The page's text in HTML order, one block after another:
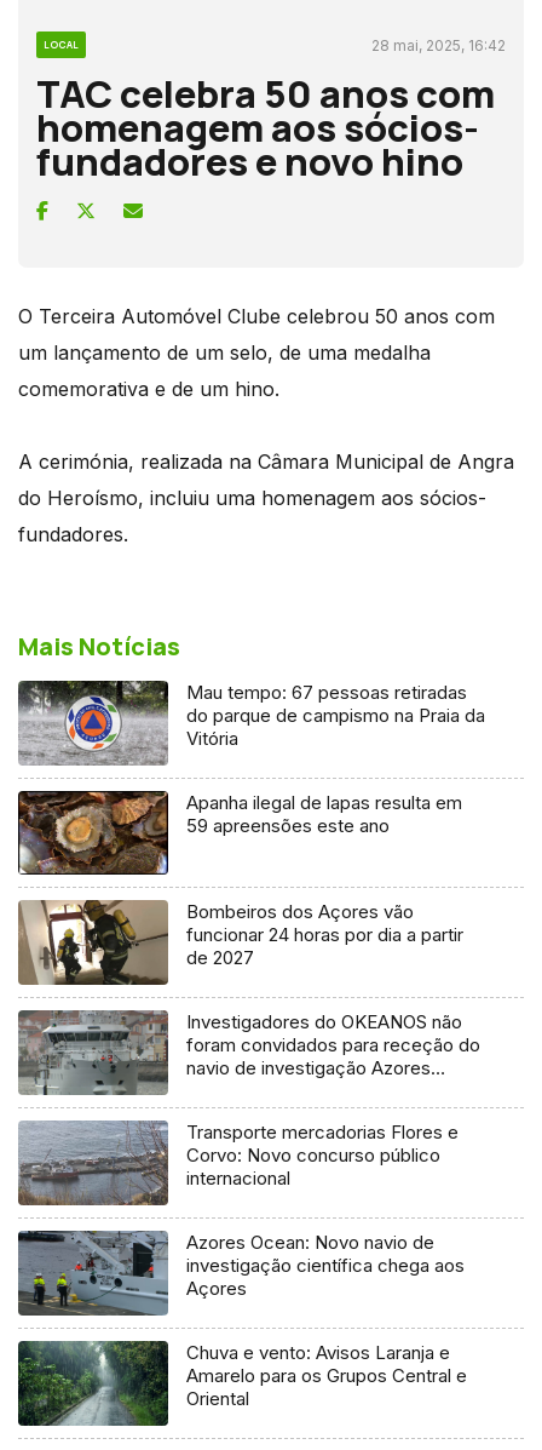
LOCAL 28 mai, 2025, 16:42
TAC celebra 50 anos com
homenagem aos sócios-
fundadores e novo hino
O Terceira Automóvel Clube celebrou 50 anos com
um lançamento de um selo, de uma medalha
comemorativa e de um hino.
A cerimónia, realizada na Câmara Municipal de Angra
do Heroísmo, incluiu uma homenagem aos sócios-
fundadores.
Mais Notícias
Mau tempo: 67 pessoas retiradas
do parque de campismo na Praia da
Vitória
Apanha ilegal de lapas resulta em
59 apreensões este ano
Bombeiros dos Açores vão
funcionar 24 horas por dia a partir
de 2027
Investigadores do OKEANOS não
foram convidados para receção do
navio de investigação Azores
Transporte mercadorias Flores e
Corvo: Novo concurso público
internacional
Azores Ocean: Novo navio de
investigação científica chega aos
Açores
Chuva e vento: Avisos Laranja e
Amarelo para os Grupos Central e
Oriental